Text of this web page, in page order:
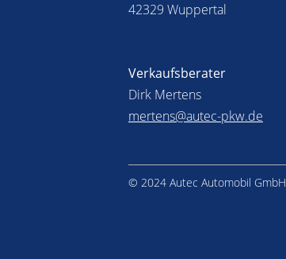
42329 Wuppertal
Verkaufsberater
Dirk Mertens
mertens@autec-pkw.de
© 2024 Autec Automobil GmbH